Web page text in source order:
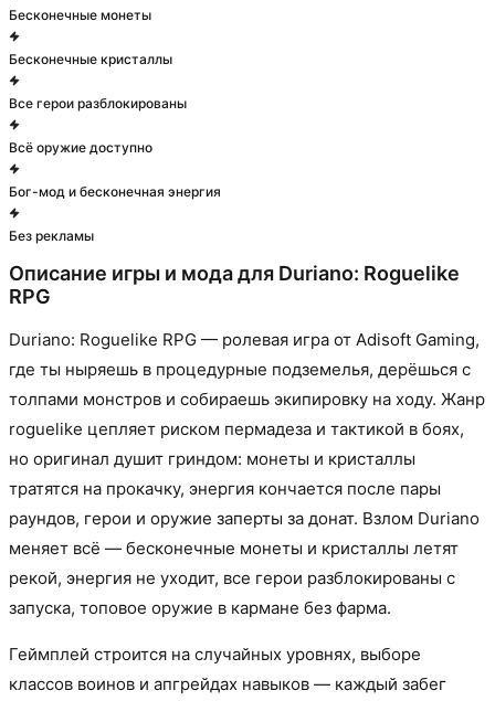
Бесконечные монеты
Бесконечные кристаллы
Все герои разблокированы
Всё оружие доступно
Бог-мод и бесконечная энергия
Без рекламы
Описание игры и мода для Duriano: Roguelike
RPG
Duriano: Roguelike RPG — ролевая игра от Adisoft Gaming,
где ты ныряешь в процедурные подземелья, дерёшься с
толпами монстров и собираешь экипировку на ходу. Жанр
roguelike цепляет риском пермадезa и тактикой в боях,
но оригинал душит гриндом: монеты и кристаллы
тратятся на прокачку, энергия кончается после пары
раундов, герои и оружие заперты за донат. Взлом Duriano
меняет всё — бесконечные монеты и кристаллы летят
рекой, энергия не уходит, все герои разблокированы с
запуска, топовое оружие в кармане без фарма.
Геймплей строится на случайных уровнях, выборе
классов воинов и апгрейдах навыков — каждый забег